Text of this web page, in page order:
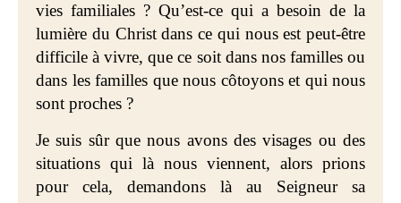
vies familiales ? Qu’est-ce qui a besoin de la
lumière du Christ dans ce qui nous est peut-être
difficile à vivre, que ce soit dans nos familles ou
dans les familles que nous côtoyons et qui nous
sont proches ?
Je suis sûr que nous avons des visages ou des
situations qui là nous viennent, alors prions
pour cela, demandons là au Seigneur sa